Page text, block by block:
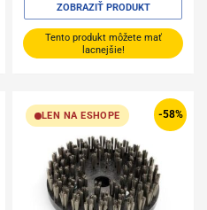
Tento produkt môžete mať
lacnejšie!
ZOBRAZIŤ PRODUKT
€.
-58%
LEN NA ESHOPE
price
was:
399,99 €.
Current
price